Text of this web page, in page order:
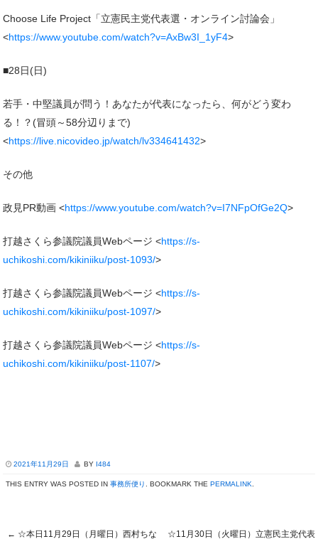
Choose Life Project「立憲民主党代表選・オンライン討論会」
<https://www.youtube.com/watch?v=AxBw3I_1yF4>
■28日(日)
若手・中堅議員が問う！あなたが代表になったら、何がどう変わ
る！？(冒頭～58分辺りまで)
<https://live.nicovideo.jp/watch/lv334641432>
その他
政見PR動画 <https://www.youtube.com/watch?v=I7NFpOfGe2Q>
打越さくら参議院議員Webページ <https://s-
uchikoshi.com/kikiniiku/post-1093/>
打越さくら参議院議員Webページ <https://s-
uchikoshi.com/kikiniiku/post-1097/>
打越さくら参議院議員Webページ <https://s-
uchikoshi.com/kikiniiku/post-1107/>
2021年11月29日 BY I484
THIS ENTRY WAS POSTED IN 事務所便り . BOOKMARK THE PERMALINK
← ☆本日11月29日（月曜日）西村ちな
☆11月30日（火曜日）立憲民主党代表